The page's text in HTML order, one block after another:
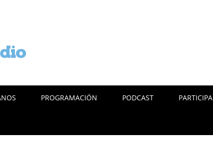
PROGRAMACIÓN PODCAST PARTICIPA